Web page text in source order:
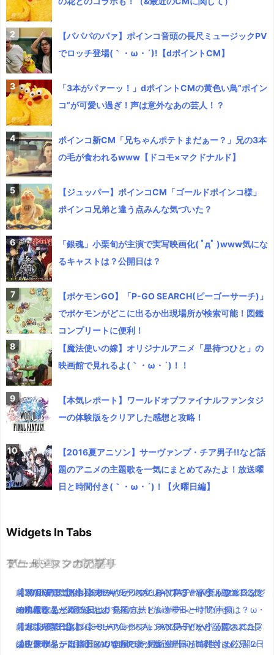
【パパパのパァ】ポインコ音頭の長尺ミュージックPV
でロッチ登場(｀・ω・´)!【dポイントCM】
「3本がパァーッ！」dポイントCMの黄色い鳥”ポイン
コ”が可愛い過ぎ！声は意外なあの芸人！？
ポインコ新CM「兄ちゃんポテトまだぁー？」兄の3本
の毛が食われるwww【ドコモ×マクドナルド】
【ジュッパー】ポインコCM「ゴールドポインコ様」
ポインコ兄弟と違う点みんな気づいた？
「銀魂」小栗旬が主演で実写映画化( ﾟдﾟ )www気にな
るキャストは？公開日は？
【ポケモンGO】「P-GO SEARCH(ピーゴーサーチ)」
でポケモンがどこに出るか出現場所が検索可能！図鑑
コンプリートに便利！
【魔法使いの嫁】オリジナルアニメ「星待つひと」の
映画館で見れるよ(｀・ω・´)！！
【本気レポート】ワールドオブファイナルファンタジ
ーの体験版をクリアした感想と攻略！
【2016夏アニソン】サーヴァンプ・チア男子!!など話
題のアニメの主題歌を一気にまとめてみたよ！放送曜
日と時間付き(｀・ω・´)！【火曜日編】
Widgets In Tabs
TV・映画
【TVCM配信開始】映画キングスグレイブ ファイナルファンタジ
ーXV気になる発売日は！見る方法とルナフレーナの声優は？
劇場版FF15【KINGSGLAIVE FINAL FANTASY XV】がフルCG長
編映像作品が7月9日より全国ロードショーへ
ゲーム・スマホアプリ
劇場版FF15【KINGSGLAIVE FINAL FANTASY XV】がフルCG長
編映像作品が7月9日より全国ロードショーへ
【ガスト新作】ブルーリフレクションのムービーが公開された
よ！デザインは岸田メルなので美少女・アトリエ好きは必見！
アニメ・マンガの記事
【10月放送開始】終末のイゼッタのあらすじ・声優・放送日など
の情報をまとめてみたよ！
【2016夏アニソン】サーヴァンプ・チア男子!!など話題のアニメ
の主題歌を一気にまとめてみたよ！放送曜日と時間付き(｀・ω・
ミュージックの記事
【2016夏アニソン】サーヴァンプ・チア男子!!など話題のアニメ
の主題歌を一気にまとめてみたよ！放送曜日と時間付き(｀・ω・
´)！【火曜日編】
【8/26Mステ出演】RADWIMPSの最新曲【前前前世】が公開2日